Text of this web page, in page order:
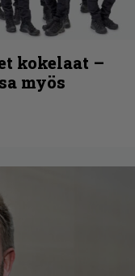
kokelaat –
myös